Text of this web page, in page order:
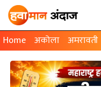
Home अकोला अमरावती